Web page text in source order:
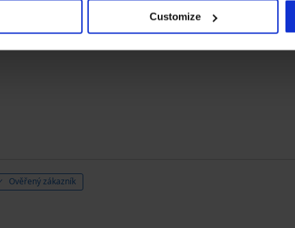
Customize
Ověřený zákazník